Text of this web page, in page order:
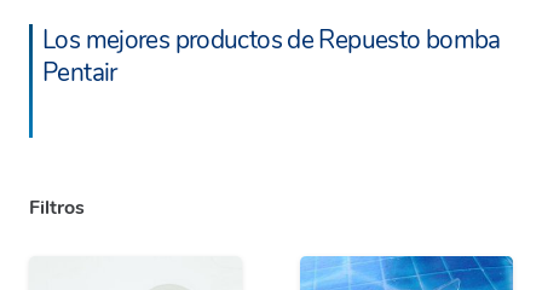
Los mejores productos de Repuesto bomba
Pentair
Filtros